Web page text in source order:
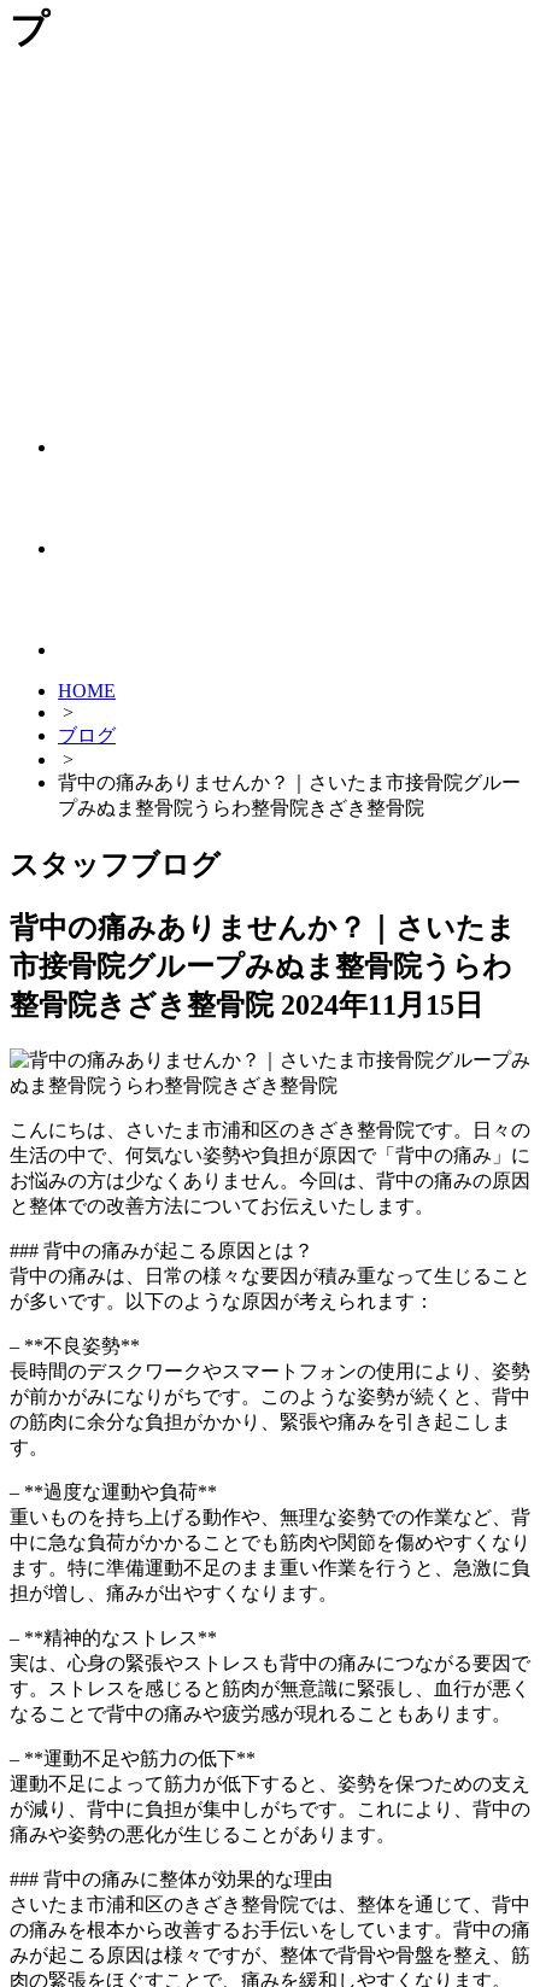
プ
HOME
>
ブログ
>
背中の痛みありませんか？｜さいたま市接骨院グルー
プみぬま整骨院うらわ整骨院きざき整骨院
スタッフブログ
背中の痛みありませんか？｜さいたま
市接骨院グループみぬま整骨院うらわ
整骨院きざき整骨院 2024年11月15日
こんにちは、さいたま市浦和区のきざき整骨院です。日々の
生活の中で、何気ない姿勢や負担が原因で「背中の痛み」に
お悩みの方は少なくありません。今回は、背中の痛みの原因
と整体での改善方法についてお伝えいたします。
### 背中の痛みが起こる原因とは？
背中の痛みは、日常の様々な要因が積み重なって生じること
が多いです。以下のような原因が考えられます：
– **不良姿勢**
長時間のデスクワークやスマートフォンの使用により、姿勢
が前かがみになりがちです。このような姿勢が続くと、背中
の筋肉に余分な負担がかかり、緊張や痛みを引き起こしま
す。
– **過度な運動や負荷**
重いものを持ち上げる動作や、無理な姿勢での作業など、背
中に急な負荷がかかることでも筋肉や関節を傷めやすくなり
ます。特に準備運動不足のまま重い作業を行うと、急激に負
担が増し、痛みが出やすくなります。
– **精神的なストレス**
実は、心身の緊張やストレスも背中の痛みにつながる要因で
す。ストレスを感じると筋肉が無意識に緊張し、血行が悪く
なることで背中の痛みや疲労感が現れることもあります。
– **運動不足や筋力の低下**
運動不足によって筋力が低下すると、姿勢を保つための支え
が減り、背中に負担が集中しがちです。これにより、背中の
痛みや姿勢の悪化が生じることがあります。
### 背中の痛みに整体が効果的な理由
さいたま市浦和区のきざき整骨院では、整体を通じて、背中
の痛みを根本から改善するお手伝いをしています。背中の痛
みが起こる原因は様々ですが、整体で背骨や骨盤を整え、筋
肉の緊張をほぐすことで、痛みを緩和しやすくなります。